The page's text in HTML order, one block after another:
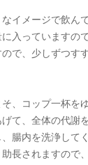
イメージで飲
入っていますので
で、少しずつす
、コップ一杯を
て、全体の代謝
腸内を洗浄してく
長されますので